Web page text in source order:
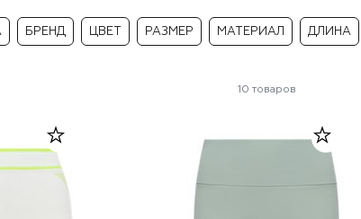
БРЕНД ЦВЕТ РАЗМЕР МАТЕРИАЛ ДЛИНА
10 товаров